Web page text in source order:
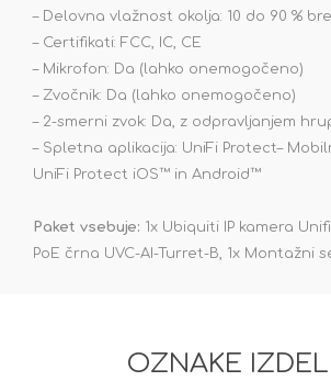
– Delovna vlažnost okolja: 10 do 90 %
– Certifikati: FCC, IC, CE
– Mikrofon: Da (lahko onemogočeno)
– Zvočnik: Da (lahko onemogočeno)
– 2-smerni zvok: Da, z odpravljanjem
– Spletna aplikacija: UniFi Protect–
UniFi Protect iOS™ in Android™
Paket vsebuje: 1x Ubiquiti IP kamera
PoE črna UVC-AI-Turret-B, 1x Montažni
OZNAKE